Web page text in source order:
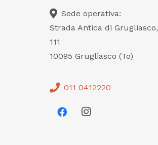
Sede operativa:
Strada Antica di Grugliasco,
111
10095 Grugliasco (To)
011 0412220